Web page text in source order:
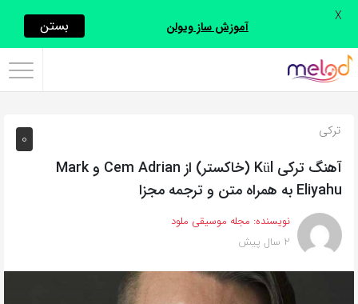
اشتراک
با
از
روش‌های
زیر
این
صفحه
را
0 ترکی
آهنگ ترکی Kül (خاکستر) از Cem Adrian و Mark
Eliyahu به همراه متن و ترجمه مجزا
نویسنده: مجله موسیقی ملود
2 سال پیش
آموزش ساز ویولن بستن X